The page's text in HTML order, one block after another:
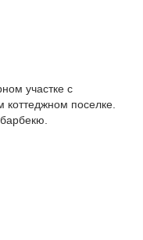
участке с
поселке.